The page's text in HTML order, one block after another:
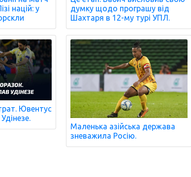
націй: у
Ювентус
думку щодо програшу від
Шахтаря в 12-му турі УПЛ.
Маленька азійська держава
зневажила Росію.